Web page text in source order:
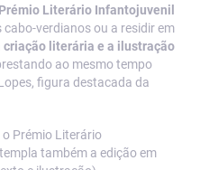
Prémio Literário Infantojuvenil
cabo-verdianos ou a residir em
criação literária e a ilustração
ao mesmo tempo
figura destacada da
Prémio Literário
também a edição em